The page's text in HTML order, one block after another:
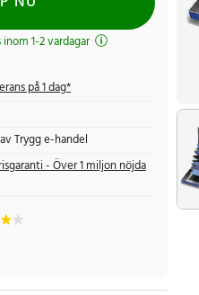
1-2 vardagar
på 1 dag*
Trygg e-handel
- Över 1 miljon nöjda